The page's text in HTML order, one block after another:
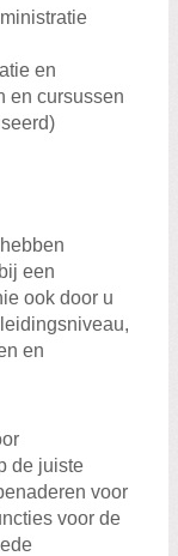
en
en cursussen
een
ook door u
en
de juiste
voor
voor de